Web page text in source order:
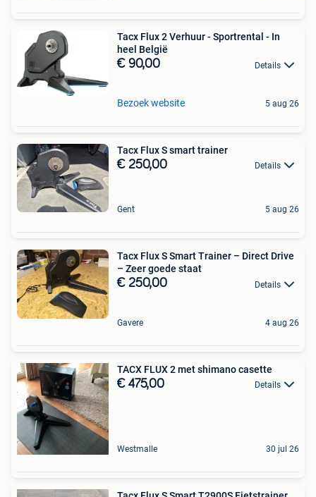
Tacx Flux 2 Verhuur - Sportrental - In
heel België
€ 90,00 Details
Bezoek website 5 aug 26
Tacx Flux S smart trainer
€ 250,00 Details
Gent 5 aug 26
Tacx Flux S Smart Trainer – Direct Drive
– Zeer goede staat
€ 250,00 Details
Gavere 4 aug 26
TACX FLUX 2 met shimano casette
€ 475,00 Details
Westmalle 30 jul 26